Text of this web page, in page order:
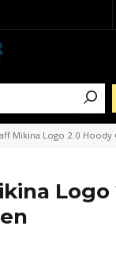
Mikina Logo 2.0 Hoody
Logo